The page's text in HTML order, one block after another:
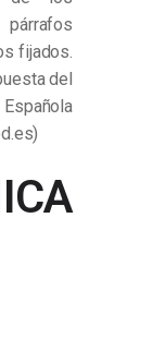
fijados.
del